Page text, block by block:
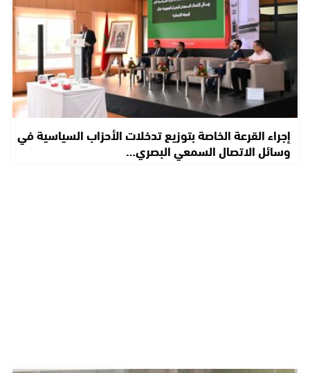
إجراء القرعة الخاصة بتوزيع تدخلات الأحزاب السياسية في
وسائل الاتصال السمعي البصري…